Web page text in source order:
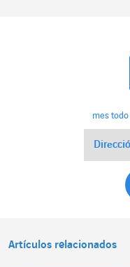
mes
Artículos relacionados